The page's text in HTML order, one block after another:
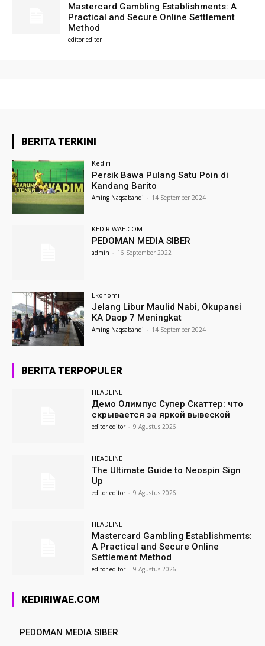
Mastercard Gambling Establishments: A
Practical and Secure Online Settlement
Method
editor editor
BERITA TERKINI
Kediri
Persik Bawa Pulang Satu Poin di
Kandang Barito
Aming Naqsabandi - 14 September 2024
KEDIRIWAE.COM
PEDOMAN MEDIA SIBER
admin - 16 September 2022
Ekonomi
Jelang Libur Maulid Nabi, Okupansi
KA Daop 7 Meningkat
Aming Naqsabandi - 14 September 2024
BERITA TERPOPULER
HEADLINE
Демо Олимпус Супер Скаттер: что
скрывается за яркой вывеской
editor editor - 9 Agustus 2026
HEADLINE
The Ultimate Guide to Neospin Sign
Up
editor editor - 9 Agustus 2026
HEADLINE
Mastercard Gambling Establishments:
A Practical and Secure Online
Settlement Method
editor editor - 9 Agustus 2026
KEDIRIWAE.COM
PEDOMAN MEDIA SIBER